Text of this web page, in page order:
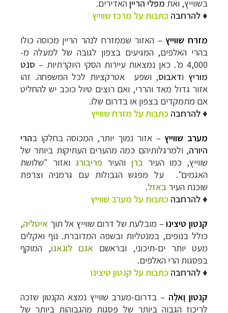
בשווייץ, ואת מפלי הרייןהאדירים.
♦ להרחבה כתבות על מרכז שווייץ
מזרח שווייץ – האזור שממזרח לנהר הריין מכוסה כולו
בהרי האלפים, המגיעים בצפון לגובה של למעלה מ-
4,000 מ'. כאן נמצאות עיירות הסקי היוקרתיות –
סנט
מוריץ ודאבוס, ושפע אטרקציות לכל המשפחה. זהו
אזור גדול מאד והררי, ואם רוצים טיול כוכב יש להחליט
אם מתמקדים בצפון או בדרום שלו.
♦ להרחבה כתבות על מזרח שווייץ
מערב שווייץ – אזור נמוך יותר, המכוסה בחלקו בהרי
היורה, ולמרגלותיהם כמה מהערים העתיקות ביותר של
שווייץ, כמו העירברן והעיר פריבורגואזור "שלושת
האגמים".
על מפגש הגבולות עם גרמניה וצרפת
שוכנתהעיר באזל.
♦ להרחבה כתבות על מערב שווייץ
קנטון טיצינו– מובלעת של דרום שווייץ אל תוך איטליה,
כולל בנופים, במנטליות ובשפה המדוברת. נוף ואקלים
מעט יותר ים-תיכוני, ובראשם אגם לוגאנו, המוקף
בפסגות הרי האלפים.
♦ להרחבה כתבות על קנטון טיצינו
קנטון וָאלֶה – בדרום-מערב שווייץ נמצא הקנטון שזכה
לריכוז הגבוה ביותר של פסגות מהגבוהות ביותר של